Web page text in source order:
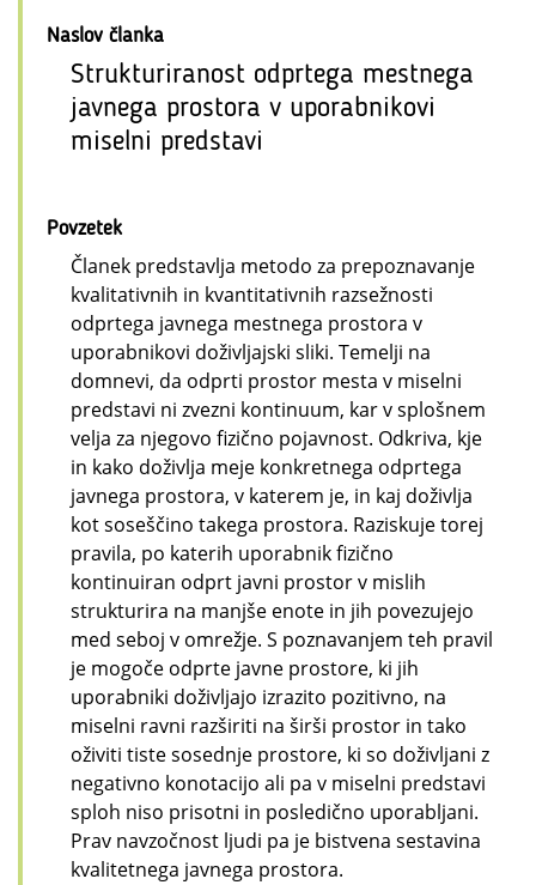
Naslov članka
Strukturiranost odprtega mestnega
javnega prostora v uporabnikovi
miselni predstavi
Povzetek
Članek predstavlja metodo za prepoznavanje
kvalitativnih in kvantitativnih razsežnosti
odprtega javnega mestnega prostora v
uporabnikovi doživljajski sliki. Temelji na
domnevi, da odprti prostor mesta v miselni
predstavi ni zvezni kontinuum, kar v splošnem
velja za njegovo fizično pojavnost. Odkriva, kje
in kako doživlja meje konkretnega odprtega
javnega prostora, v katerem je, in kaj doživlja
kot soseščino takega prostora. Raziskuje torej
pravila, po katerih uporabnik fizično
kontinuiran odprt javni prostor v mislih
strukturira na manjše enote in jih povezujejo
med seboj v omrežje. S poznavanjem teh pravil
je mogoče odprte javne prostore, ki jih
uporabniki doživljajo izrazito pozitivno, na
miselni ravni razširiti na širši prostor in tako
oživiti tiste sosednje prostore, ki so doživljani z
negativno konotacijo ali pa v miselni predstavi
sploh niso prisotni in posledično uporabljani.
Prav navzočnost ljudi pa je bistvena sestavina
kvalitetnega javnega prostora.